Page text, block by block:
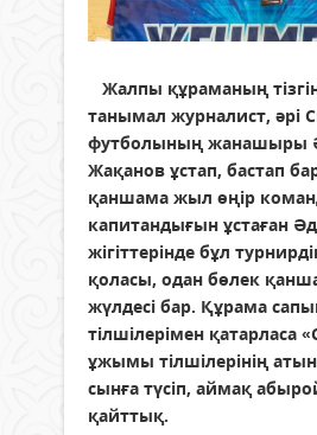
Жалпы құраманың
танымал журналист, әрі
футболының жанашыры
Жақанов ұстап, бастап
қаншама жыл өңір
капитандығын ұстаған
жігіттерінде бұл
қоласы, одан бөлек
жүлдесі бар. Құрама
тілшілерімен қатарласа
ұжымы тілшілерінің
сынға түсіп, аймақ
қайттық.